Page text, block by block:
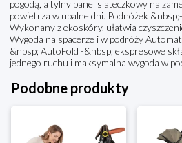
pogodą, a tylny panel siateczkowy na
powietrza w upalne dni. Podnóżek
Wykonany z ekoskóry, ułatwia
Wygoda na spacerze i w podróży
&nbsp; AutoFold -&nbsp; ekspresowe
jednego ruchu i maksymalna wygoda w
Podobne produkty